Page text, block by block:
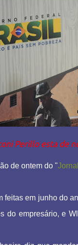
Perillo esta de
de ontem do "
feitas em junho do
do empresário, e